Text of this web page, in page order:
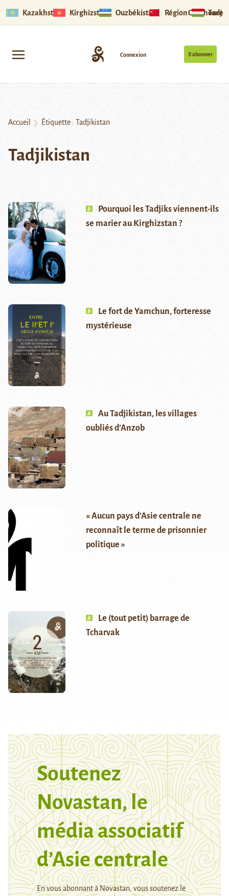
Kazakhstan Kirghizstan Ouzbékistan Région Ouïghoure
S’abonner
Connexion
Accueil Étiquette : Tadjikistan
Tadjikistan
Pourquoi les Tadjiks viennent-ils
se marier au Kirghizstan ?
Le fort de Yamchun, forteresse
mystérieuse
Au Tadjikistan, les villages
oubliés d’Anzob
« Aucun pays d’Asie centrale ne
reconnaît le terme de prisonnier
politique »
Le (tout petit) barrage de
Tcharvak
Soutenez
Novastan, le
média associatif
d’Asie centrale
En vous abonnant à Novastan, vous soutenez le